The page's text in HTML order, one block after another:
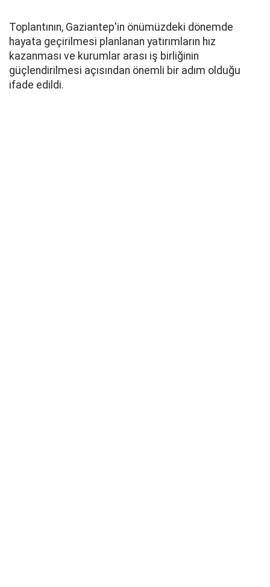
Toplantının, Gaziantep'in önümüzdeki dönemde
hayata geçirilmesi planlanan yatırımların hız
kazanması ve kurumlar arası iş birliğinin
güçlendirilmesi açısından önemli bir adım olduğu
ifade edildi.